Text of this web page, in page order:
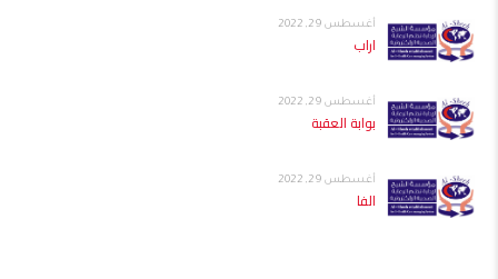
أغسطس 29, 2022
اراب
أغسطس 29, 2022
بوابة العقبة
أغسطس 29, 2022
الفا